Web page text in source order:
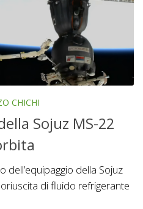
CHICHI
Sojuz MS-22
dell’equipaggio della Sojuz
di fluido refrigerante